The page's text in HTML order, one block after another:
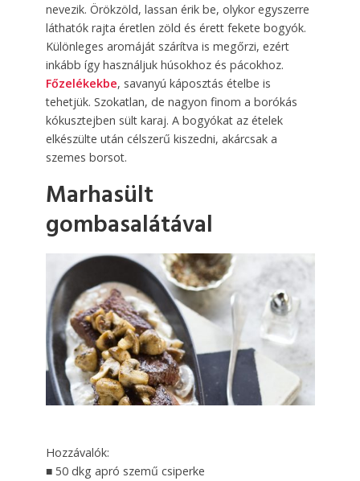
nevezik. Örökzöld, lassan érik be, olykor egyszerre
láthatók rajta éretlen zöld és érett fekete bogyók.
Különleges aromáját szárítva is megőrzi, ezért
inkább így használjuk húsokhoz és pácokhoz.
Főzelékekbe, savanyú káposztás ételbe is
tehetjük. Szokatlan, de nagyon finom a borókás
kókusztejben sült karaj. A bogyókat az ételek
elkészülte után célszerű kiszedni, akárcsak a
szemes borsot.
Marhasült
gombasalátával
Hozzávalók:
■ 50 dkg apró szemű csiperke